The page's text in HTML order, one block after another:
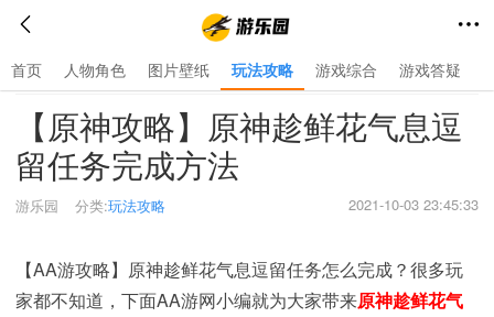
首页 人物角色 图片壁纸 玩法攻略 游戏综合 游戏答疑
首页 玩法攻略
【原神攻略】原神趁鲜花气息逗
留任务完成方法
游乐园 2021-10-03 23:45:33
分类:玩法攻略
【AA游攻略】原神趁鲜花气息逗留任务怎么完成？很多玩
家都不知道，下面AA游网小编就为大家带来原神趁鲜花气